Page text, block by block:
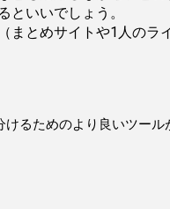
いいでしょう。
まとめサイトや1人の
るためのより良いツー